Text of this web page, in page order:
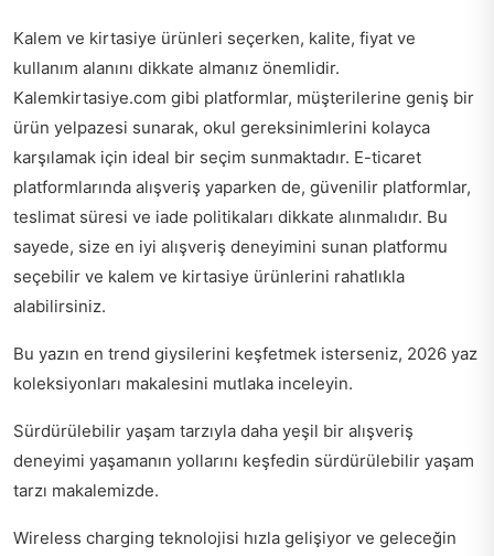
Kalem ve kirtasiye ürünleri seçerken, kalite, fiyat ve
kullanım alanını dikkate almanız önemlidir.
Kalemkirtasiye.com gibi platformlar, müşterilerine geniş bir
ürün yelpazesi sunarak, okul gereksinimlerini kolayca
karşılamak için ideal bir seçim sunmaktadır. E-ticaret
platformlarında alışveriş yaparken de, güvenilir platformlar,
teslimat süresi ve iade politikaları dikkate alınmalıdır. Bu
sayede, size en iyi alışveriş deneyimini sunan platformu
seçebilir ve kalem ve kirtasiye ürünlerini rahatlıkla
alabilirsiniz.
Bu yazın en trend giysilerini keşfetmek isterseniz, 2026 yaz
koleksiyonları makalesini mutlaka inceleyin.
Sürdürülebilir yaşam tarzıyla daha yeşil bir alışveriş
deneyimi yaşamanın yollarını keşfedin sürdürülebilir yaşam
tarzı makalemizde.
Wireless charging teknolojisi hızla gelişiyor ve geleceğin